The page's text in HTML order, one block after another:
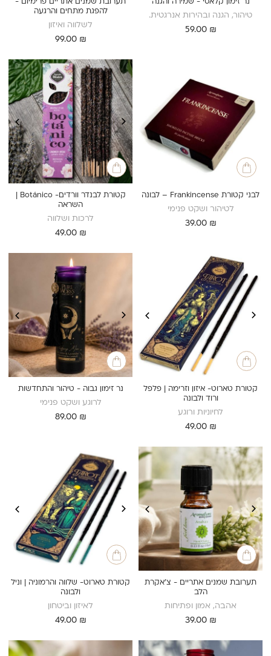
נר זימון קלאסי - שמירה והגנה
טיהור, הגנה ובהירות אנרגטית.
59.00 ₪
תערובת שמנים אתריים פרימיום -
להפגת מתחים והרגעה
לשלווה ואיזון
99.00 ₪
לבני קטורת Frankincense – לבונה
לטיהור ושקט פנימי
39.00 ₪
השראה
לרכות ושלווה
49.00 ₪
קטורת טארוט- איזון וזרימה | פלפל
ורוד ולבונה
לחיוניות ורוגע
49.00 ₪
נר זימון גבוה - טיהור והתחדשות
לרוגע ושקט פנימי
89.00 ₪
תערובת שמנים אתריים - צ’אקרת
הלב
אהבה, אמון ופתיחות
39.00 ₪
קטורת טארוט- שלווה והרמוניה | וניל
ולבונה
לאיזון וביטחון
49.00 ₪